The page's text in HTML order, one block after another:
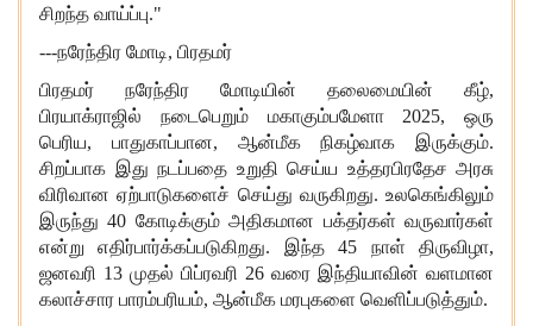
சிறந்த வாய்ப்பு."
---நரேந்திர மோடி, பிரதமர்
பிரதமர் நரேந்திர மோடியின்
தலைமையின் கீழ்,
பிரயாக்ராஜில்
நடைபெறும் மகாகும்பமேளா 2025,
ஒரு
பெரிய, பாதுகாப்பான, ஆன்மீக நிகழ்வாக இருக்கும்.
சிறப்பாக இது நடப்பதை உறுதி செய்ய உத்தரபிரதேச அரசு
விரிவான ஏற்பாடுகளைச் செய்து வருகிறது. உலகெங்கிலும்
இருந்து 40 கோடிக்கும் அதிகமான பக்தர்கள் வருவார்கள்
என்று எதிர்பார்க்கப்படுகிறது. இந்த
45 நாள் திருவிழா,
ஜனவரி 13 முதல் பிப்ரவரி 26 வரை இந்தியாவின் வளமான
கலாச்சார பாரம்பரியம், ஆன்மீக மரபுகளை வெளிப்படுத்தும்.